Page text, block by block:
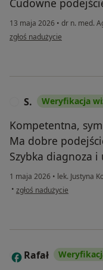
13 maja 2026 • dr n. med.
w opinii użytkownika Daria
zgłoś nadużycie
S. Weryfikacja
Kompetentna,
Ma dobre
Szybka diagnoza
1 maja 2026 • lek. Justyna
• w opinii użytkownika S.
zgłoś nadużycie
R Rafał